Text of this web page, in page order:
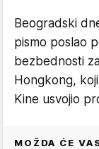
Beogradski
pismo poslao
bezbednosti
Hongkong,
Kine usvojio
MOŽDA ĆE